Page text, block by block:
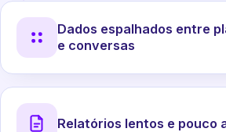
Dados espalhados entre
e conversas
Relatórios lentos e pouco